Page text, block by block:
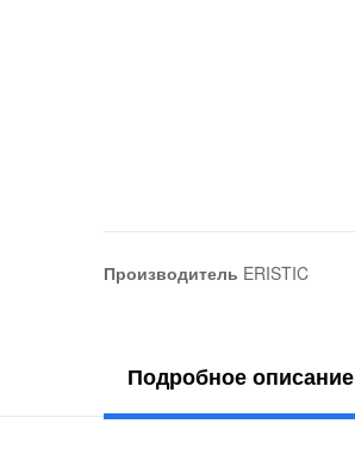
Производитель ERISTIC
Подробное описание